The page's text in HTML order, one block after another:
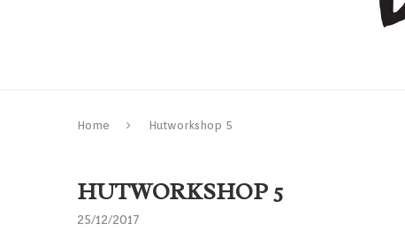
Home Hutworkshop 5
HUTWORKSHOP 5
25/12/2017